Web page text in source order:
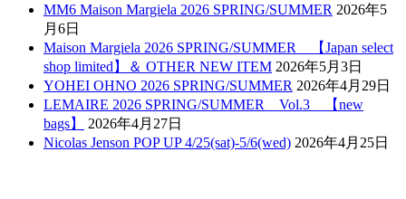
MM6 Maison Margiela 2026 SPRING/SUMMER 2026年5
月6日
Maison Margiela 2026 SPRING/SUMMER 【Japan select
shop limited】＆ OTHER NEW ITEM 2026年5月3日
YOHEI OHNO 2026 SPRING/SUMMER 2026年4月29日
LEMAIRE 2026 SPRING/SUMMER Vol.3 【new
bags】
2026年4月27日
Nicolas Jenson POP UP 4/25(sat)-5/6(wed) 2026年4月25日